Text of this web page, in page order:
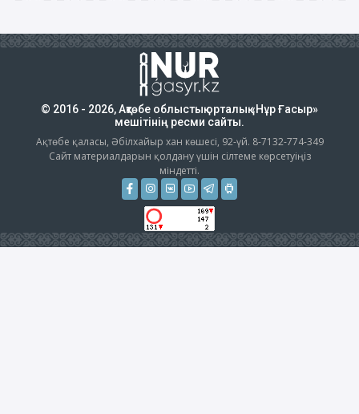
© 2016 - 2026, Ақтөбе облыстық орталық «Нұр Ғасыр»
мешітінің ресми сайты.
Ақтөбе қаласы, Әбілхайыр хан көшесі, 92-үй. 8-7132-774-349
Сайт материалдарын қолдану үшін сілтеме көрсетуіңіз
міндетті.